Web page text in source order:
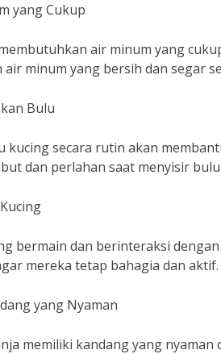
yang Cukup
air minum yang
air minum yang bersih dan segar
Bulu
kucing secara rutin akan
dan perlahan saat menyisir
bermain dan berinteraksi
mereka tetap bahagia dan aktif.
yang Nyaman
memiliki kandang yang